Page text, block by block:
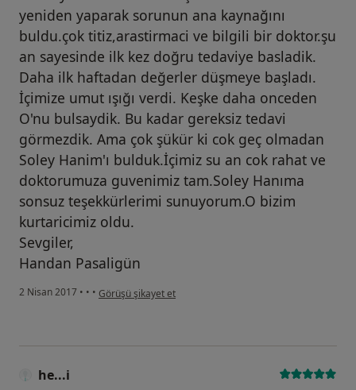
yeniden yaparak sorunun ana kaynağını
buldu.çok titiz,arastirmaci ve bilgili bir doktor.şu
an sayesinde ilk kez doğru tedaviye basladik.
Daha ilk haftadan değerler düşmeye başladı.
İçimize umut ışığı verdi. Keşke daha onceden
O'nu bulsaydik. Bu kadar gereksiz tedavi
görmezdik. Ama çok şükür ki cok geç olmadan
Soley Hanim'ı bulduk.İçimiz su an cok rahat ve
doktorumuza guvenimiz tam.Soley Hanıma
sonsuz teşekkürlerimi sunuyorum.O bizim
kurtaricimiz oldu.
Sevgiler,
Handan Pasaligün
2 Nisan 2017 • • • kullanıcının görüşüne göre he...i
Görüşü şikayet et
he...i